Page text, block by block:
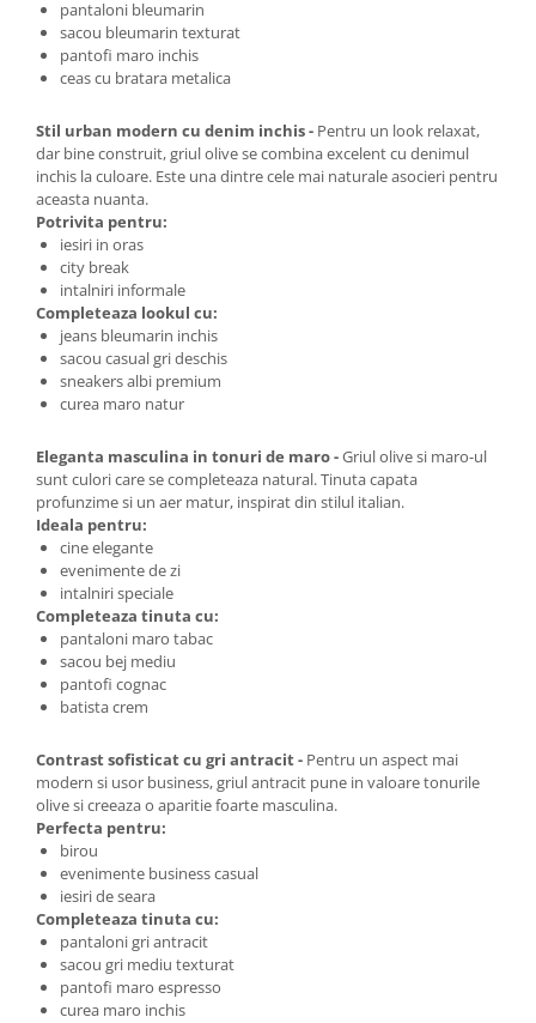
pantaloni bleumarin
sacou bleumarin texturat
pantofi maro inchis
ceas cu bratara metalica
Stil urban modern cu denim inchis - Pentru un look relaxat,
dar bine construit, griul olive se combina excelent cu denimul
inchis la culoare. Este una dintre cele mai naturale asocieri pentru
aceasta nuanta.
Potrivita pentru:
iesiri in oras
city break
intalniri informale
Completeaza lookul cu:
jeans bleumarin inchis
sacou casual gri deschis
sneakers albi premium
curea maro natur
Eleganta masculina in tonuri de maro -Griul olive si maro-ul
sunt culori care se completeaza natural. Tinuta capata
profunzime si un aer matur, inspirat din stilul italian.
Ideala pentru:
cine elegante
evenimente de zi
intalniri speciale
Completeaza tinuta cu:
pantaloni maro tabac
sacou bej mediu
pantofi cognac
batista crem
Contrast sofisticat cu gri antracit - Pentru un aspect mai
modern si usor business, griul antracit pune in valoare tonurile
olive si creeaza o aparitie foarte masculina.
Perfecta pentru:
birou
evenimente business casual
iesiri de seara
Completeaza tinuta cu:
pantaloni gri antracit
sacou gri mediu texturat
pantofi maro espresso
curea maro inchis